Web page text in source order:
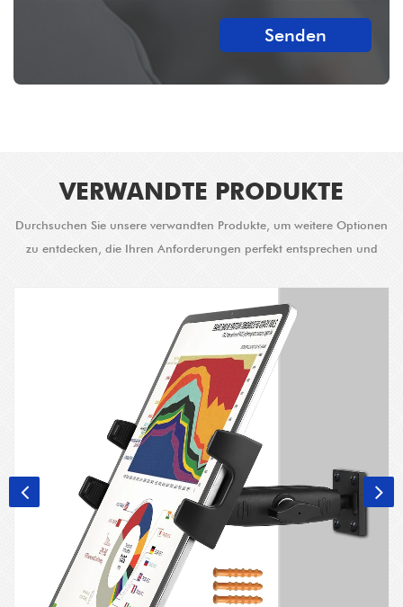
Senden
VERWANDTE PRODUKTE
Durchsuchen Sie unsere verwandten Produkte, um weitere Optionen
zu entdecken, die Ihren Anforderungen perfekt entsprechen und